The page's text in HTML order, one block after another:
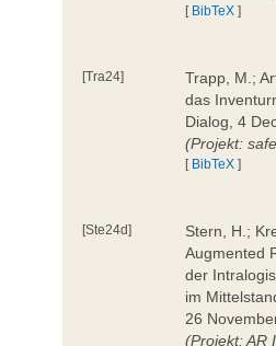
[ BibTeX ]
[Tra24]
Trapp, M.;
das
Dialog, 4
(Projekt:
[ BibTeX ]
[Ste24d]
Stern, H.;
Augmented
der
im
26
(Projekt: AR